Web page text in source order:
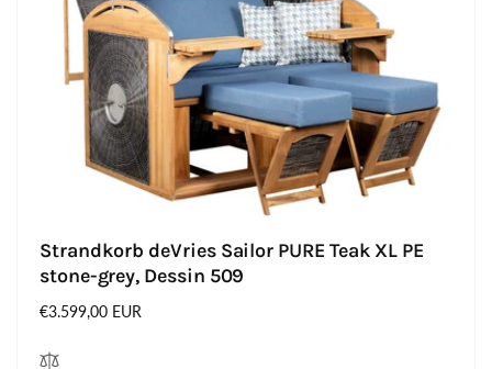
Strandkorb deVries Sailor PURE Teak XL PE
stone-grey, Dessin 509
Normaler
€3.599,00 EUR